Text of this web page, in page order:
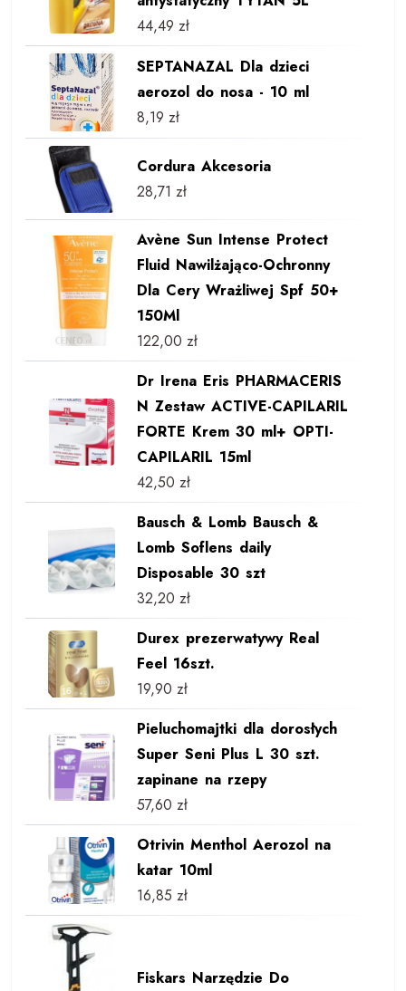
44,49 zł
SEPTANAZAL Dla dzieci
aerozol do nosa - 10 ml
8,19 zł
Cordura Akcesoria
28,71 zł
Avène Sun Intense Protect
Fluid Nawilżająco-Ochronny
Dla Cery Wrażliwej Spf 50+
150Ml
122,00 zł
Dr Irena Eris PHARMACERIS
N Zestaw ACTIVE-CAPILARIL
FORTE Krem 30 ml+ OPTI-
CAPILARIL 15ml
42,50 zł
Bausch & Lomb Bausch &
Lomb Soflens daily
Disposable 30 szt
32,20 zł
Durex prezerwatywy Real
Feel 16szt.
19,90 zł
Pieluchomajtki dla dorosłych
Super Seni Plus L 30 szt.
zapinane na rzepy
57,60 zł
Otrivin Menthol Aerozol na
katar 10ml
16,85 zł
Fiskars Narzędzie Do